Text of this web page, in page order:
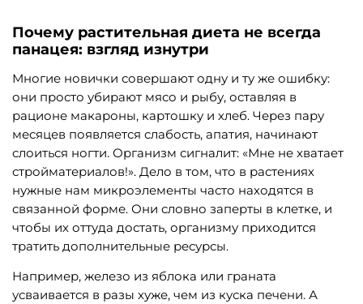
Почему растительная диета не всегда
панацея: взгляд изнутри
Многие новички совершают одну и ту же ошибку:
они просто убирают мясо и рыбу, оставляя в
рационе макароны, картошку и хлеб. Через пару
месяцев появляется слабость, апатия, начинают
слоиться ногти. Организм сигналит: «Мне не хватает
стройматериалов!». Дело в том, что в растениях
нужные нам микроэлементы часто находятся в
связанной форме. Они словно заперты в клетке, и
чтобы их оттуда достать, организму приходится
тратить дополнительные ресурсы.
Например, железо из яблока или граната
усваивается в разы хуже, чем из куска печени. А